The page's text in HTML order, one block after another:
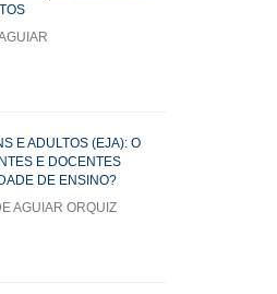
E ADULTOS (EJA): O
E DOCENTES
DE ENSINO?
AGUIAR ORQUIZ